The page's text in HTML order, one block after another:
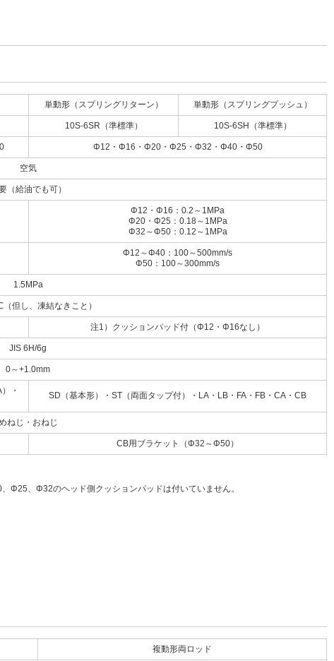
単動形（スプリングリターン） 単動形（スプリングプッシュ）
10S-6SR（準標準） 10S-6SH（準標準）
Φ12・Φ16・Φ20・Φ25・Φ32・Φ40・Φ50
空気
（給油でも可）
Φ12・Φ16：0.2～1MPa
Φ20・Φ25：0.18～1MPa
Φ32～Φ50：0.12～1MPa
Φ12～Φ40：100～500mm/s
Φ50：100～300mm/s
1.5MPa
但し、凍結なきこと）
注1）クッションパッド付（Φ12・Φ16なし）
JIS 6H/6g
0～+1.0mm
・
SD（基本形）・ST（両面タップ付）・LA・LB・FA・FB・CA・CB
ねじ・おねじ
CB用ブラケット（Φ32～Φ50）
Φ25、Φ32のヘッド側クッションパッドは付いていません。
複動形両ロッド